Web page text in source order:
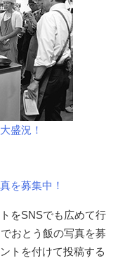
盛況！
を募集中！
をSNSでも広めて行
おとう飯の写真を募
トを付けて投稿する